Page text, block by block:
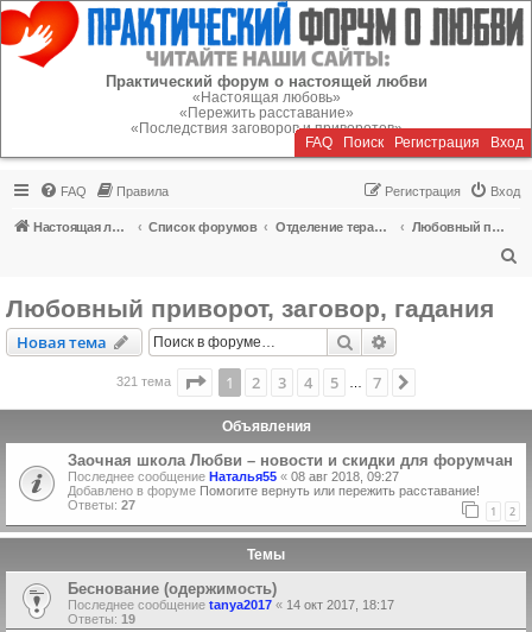
Регистрация
Практический форум о настоящей любви
«Настоящая любовь»
«Пережить расставание»
«Последствия заговоров и приворотов»
FAQ Поиск Регистрация Вход
FAQ Правила Вход
Регистрация
Настоящая любовь Список форумов Отделение терапии
Любовный приворот, заговор, гадания
Любовный приворот, заговор, гадания
Новая тема
Новаятема Поиск
321 тема Страница из
1 2 3 4 5 7
Объявления
Заочная школа Любви – новости и скидки для форумчан
Последнее сообщение Наталья55 « 08 авг 2018, 09:27
Добавлено в форуме Помогите вернуть или пережить расставание!
Ответы: 27 1 2
Темы
Беснование (одержимость)
Последнее сообщение tanya2017 « 14 окт 2017, 18:17
Ответы: 19